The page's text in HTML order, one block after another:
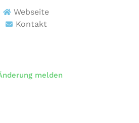
Webseite
Kontakt
melden